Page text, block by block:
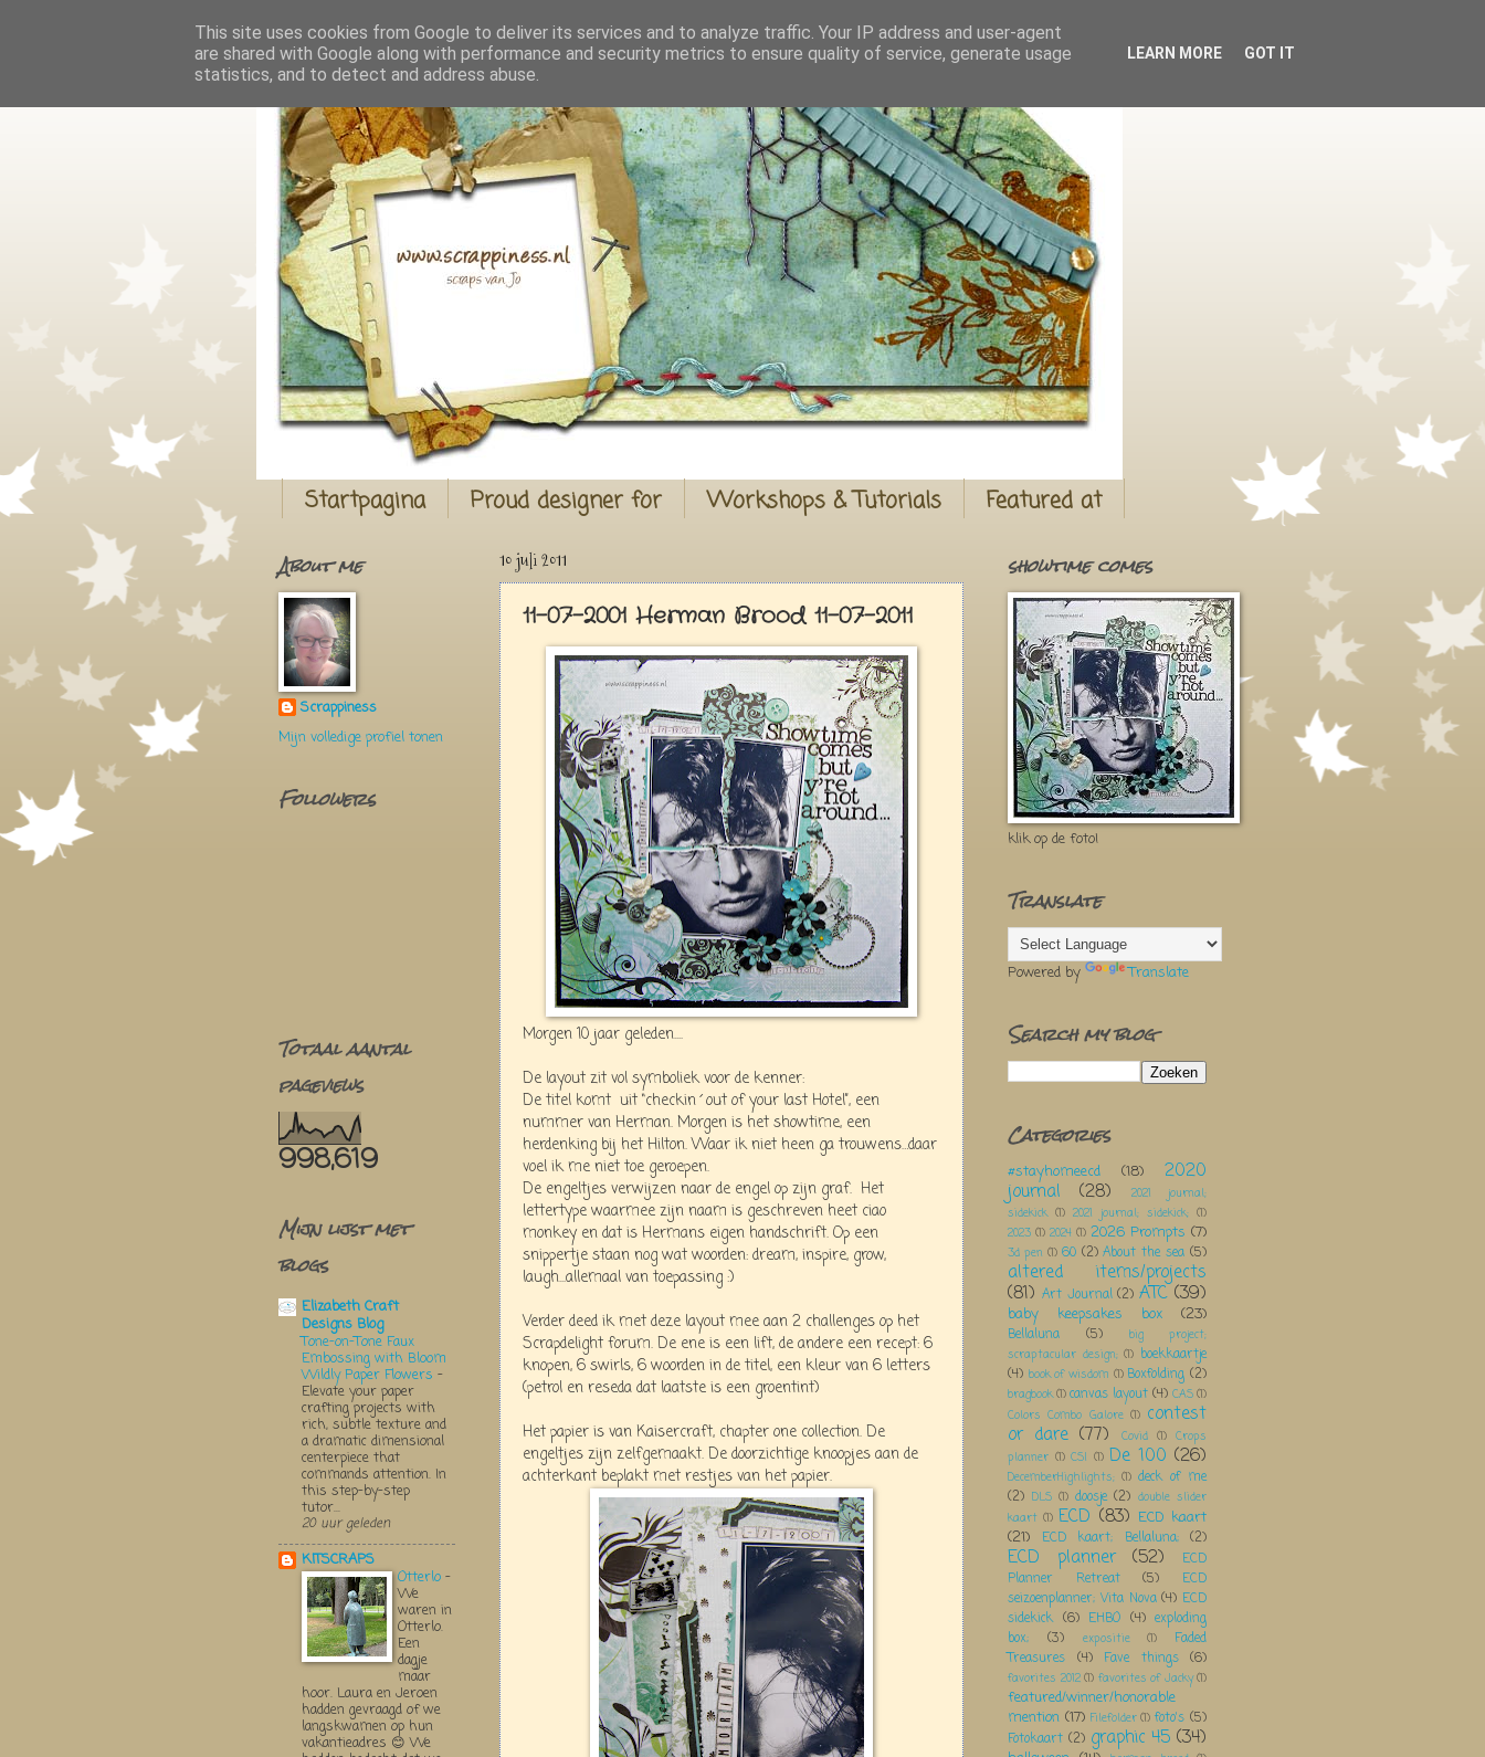
Startpagina Proud designer for Workshops & Tutorials Featured at
10 juli 2011
11-07-2001 Herman Brood 11-07-2011
Morgen 10 jaar geleden....
De layout zit vol symboliek voor de kenner:
De titel komt uit “checkin´out of your last Hotel”, een
nummer van Herman. Morgen is het showtime, een
herdenking bij het Hilton. Waar ik niet heen ga trouwens…daar
voel ik me niet toe geroepen.
De engeltjes verwijzen naar de engel op zijn graf. Het
lettertype waarmee zijn naam is geschreven heet ciao
monkey en dat is Hermans eigen handschrift. Op een
snippertje staan nog wat woorden: dream, inspire, grow,
laugh...allemaal van toepassing :)
Verder deed ik met deze layout mee aan 2 challenges op het
Scrapdelight forum. De ene is een lift, de andere een recept: 6
knopen, 6 swirls, 6 woorden in de titel, een kleur van 6 letters
(petrol en reseda dat laatste is een groentint)
Het papier is van Kaisercraft, chapter one collection. De
engeltjes zijn zelfgemaakt. De doorzichtige knoopjes aan de
achterkant beplakt met restjes van het papier.
About me
Scrappiness
Mijn volledige profiel tonen
Followers
Totaal aantal
pageviews
998,619
Mijn lijst met
blogs
Elizabeth Craft
Designs Blog
Tone-on-Tone Faux
Embossing with Bloom
Wildly Paper Flowers -
Elevate your paper
crafting projects with
rich, subtle texture and
a dramatic dimensional
centerpiece that
commands attention. In
this step-by-step
tutor...
20 uur geleden
KITSCRAPS
Otterlo -
We
waren in
Otterlo.
Een
dagje
maar
hoor. Laura en Jeroen
hadden gevraagd of we
langskwamen op hun
vakantieadres 😊 We
showtime comes
klik op de foto!
Translate
Powered by Translate
Search my blog
Categories
#stayhomeecd (18) 2020
journal (28)
2021 journal;
sidekick (1) 2021 journal; sidekick; (1)
2023 (1) 2024 (1) 2026 Prompts (7)
3d pen (1) 60 (2) About the sea (5)
altered items/projects
(81) Art Journal (2) ATC (39)
baby keepsakes box (23)
Bellaluna (5)
big project;
scraptacular design; (1) boekkaartje
(4) book of wisdom (1) Boxfolding (2)
bragbook(1)canvas layout (4) CAS(1)
Colors Combo Galore (1) contest
or dare (77) Covid (1) Crops
planner (1) CSI (1) De 100 (26)
DecemberHighlights; (1) deck of me
(2) DLS (1) doosje (2) double slider
kaart (1) ECD (83) ECD kaart
(21)
ECD kaart; Bellaluna; (2)
ECD planner (52)
ECD
Planner Retreat
(5)
ECD
seizoenplanner; Vita Nova (4) ECD
sidekick (6) EHBO (4) exploding
box;
(3) expositie (1)
Faded
Treasures
(4) Fave things (6)
favorites 2012 (1) favorites of Jacky (1)
featured/winner/honorable
mention (17) Filefolder (1) foto's (5)
Fotokaart (2) graphic 45 (34)
This site uses cookies from Google to deliver its services and to analyze traffic. Your IP address and user-agent
are shared with Google along with performance and security metrics to ensure quality of service, generate usage
statistics, and to detect and address abuse.
LEARN MORE GOT IT